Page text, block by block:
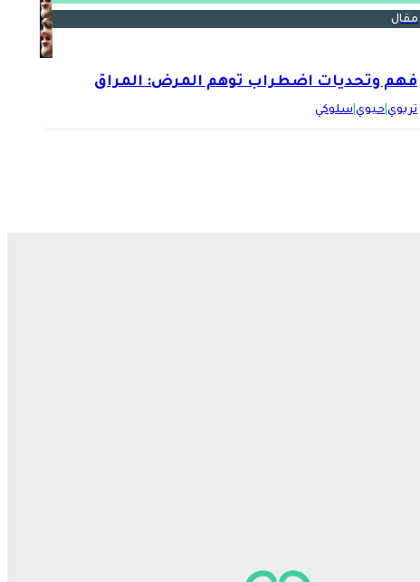
مقال
فهم وتحديات اضطراب توهم المرض: المراق
تربوي حيوي سلوكي